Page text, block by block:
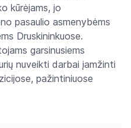
kūrėjams, jo
pasaulio asmenybėms
Druskininkuose.
garsinusiems
nuveikti darbai įamžinti
pažintiniuose